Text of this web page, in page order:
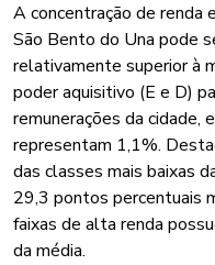
A concentração de renda
São Bento do Una pode
relativamente superior à
poder aquisitivo (E e D)
remunerações da cidade,
representam 1,1%.
das classes mais baixas
29,3 pontos percentuais
faixas de alta renda
da média.